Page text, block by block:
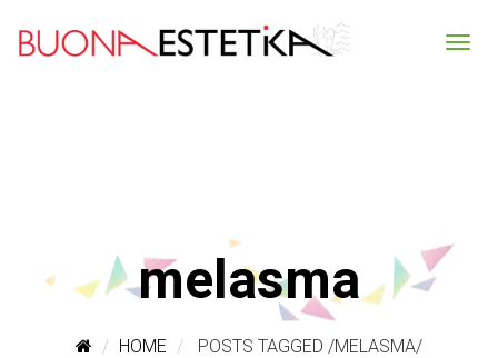
melasma
HOME POSTS TAGGED /MELASMA/